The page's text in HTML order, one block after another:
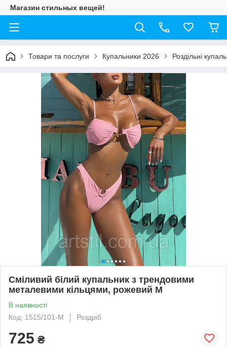
Магазин стильных вещей!
Товари та послуги Купальники 2026 Роздільні
Сміливий білий купальник з трендовими
металевими кільцями, рожевий M
В наявності
Код: 1515/101-M
Роздріб
725 ₴